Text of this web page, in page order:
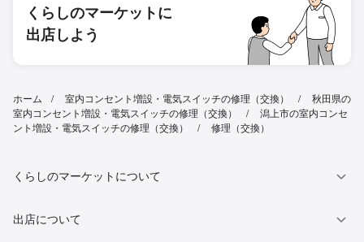
くらしのマーケットに
出店しよう
ホーム 室内コンセント増設・電気スイッチの修理（交換）
秋田県の
室内コンセント増設・電気スイッチの修理（交換）
潟上市の室内コンセ
ント増設・電気スイッチの修理（交換）
修理（交換）
くらしのマーケットについて
出店について